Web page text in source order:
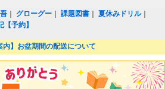
グローグー ｜課題図書 ｜夏休みドリル｜
【予約】
内】お盆期間の配送について